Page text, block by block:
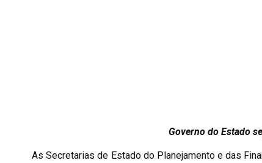
Governo do Estado
As Secretarias de Estado do Planejamento e das